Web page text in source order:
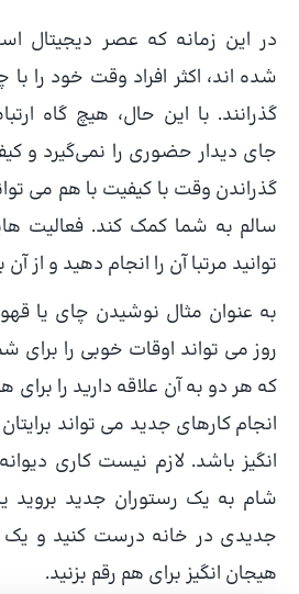
در این زمانه که عصر دیجیتال
شده اند، اکثر افراد وقت خود را
گذرانند. با این حال، هیچ گاه
جای دیدار حضوری را نمی‌گیرد و
گذراندن وقت با کیفیت با هم می
سالم به شما کمک کند. فعالیت
توانید مرتبا آن را انجام دهید و از
به عنوان مثال نوشیدن چای یا
روز می تواند اوقات خوبی را برای
که هر دو به آن علاقه دارید را برای
انجام کارهای جدید می تواند
انگیز باشد. لازم نیست کاری
شام به یک رستوران جدید بروید
جدیدی در خانه درست کنید و یک
هیجان انگیز برای هم رقم بزنید.